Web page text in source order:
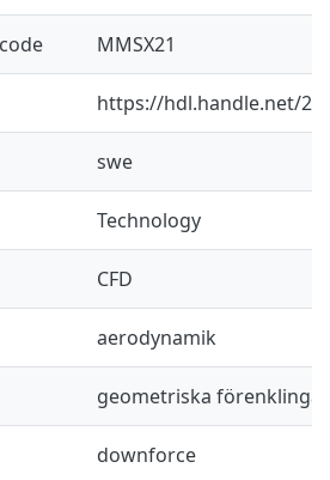
MMSX21
https://hdl.handle.net/
swe
Technology
CFD
aerodynamik
geometriska förenklingar
downforce